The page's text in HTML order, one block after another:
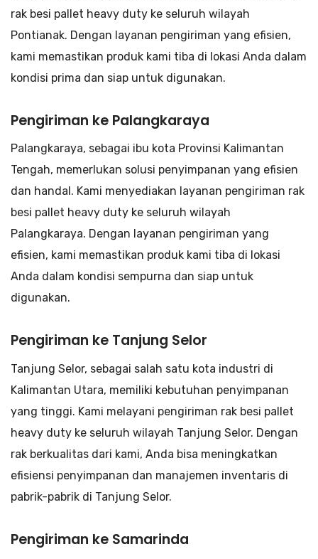
rak besi pallet heavy duty ke seluruh wilayah
Pontianak. Dengan layanan pengiriman yang efisien,
kami memastikan produk kami tiba di lokasi Anda dalam
kondisi prima dan siap untuk digunakan.
Pengiriman ke Palangkaraya
Palangkaraya, sebagai ibu kota Provinsi Kalimantan
Tengah, memerlukan solusi penyimpanan yang efisien
dan handal. Kami menyediakan layanan pengiriman rak
besi pallet heavy duty ke seluruh wilayah
Palangkaraya. Dengan layanan pengiriman yang
efisien, kami memastikan produk kami tiba di lokasi
Anda dalam kondisi sempurna dan siap untuk
digunakan.
Pengiriman ke Tanjung Selor
Tanjung Selor, sebagai salah satu kota industri di
Kalimantan Utara, memiliki kebutuhan penyimpanan
yang tinggi. Kami melayani pengiriman rak besi pallet
heavy duty ke seluruh wilayah Tanjung Selor. Dengan
rak berkualitas dari kami, Anda bisa meningkatkan
efisiensi penyimpanan dan manajemen inventaris di
pabrik-pabrik di Tanjung Selor.
Pengiriman ke Samarinda